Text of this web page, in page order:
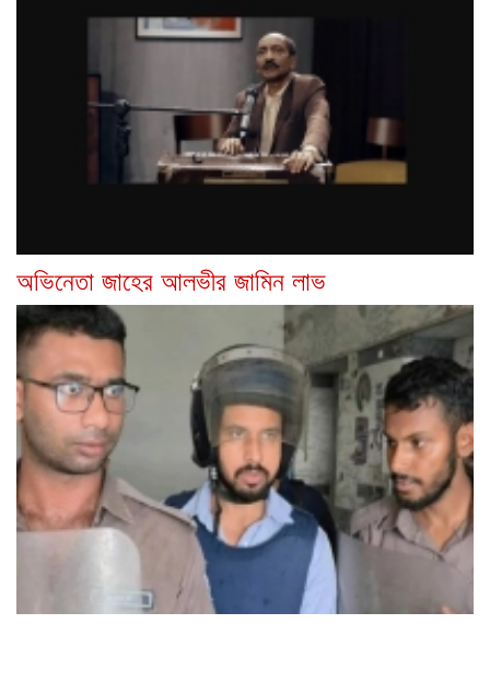
অভিনেতা জাহের আলভীর জামিন লাভ